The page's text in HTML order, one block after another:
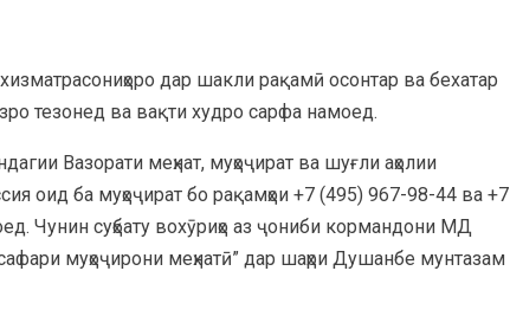
дар шакли рақамӣ осонтар ва бехатар
тезонед ва вақти худро сарфа намоед.
Вазорати меҳнат, муҳоҷират ва шуғли аҳолии
оид ба муҳоҷират бо рақамҳои +7 (495) 967-98-44 ва +7
Чунин суҳбату вохӯриҳо аз ҷониби кормандони МД
муҳоҷирони меҳнатӣ” дар шаҳри Душанбе мунтазам